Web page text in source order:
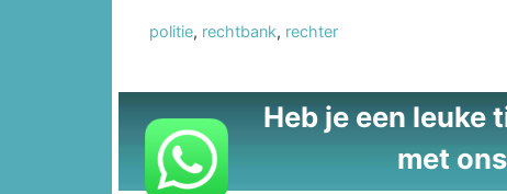
politie, rechtbank, rechter
Heb je een leuke
met